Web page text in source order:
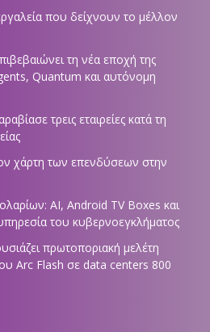
που δείχνουν το μέλλον
τη νέα εποχή της
Quantum και αυτόνομη
τρεις εταιρείες κατά τη
χάρτη των επενδύσεων στην
AI, Android TV Boxes και
του κυβερνοεγκλήματος
πρωτοποριακή μελέτη
Arc Flash σε data centers 800